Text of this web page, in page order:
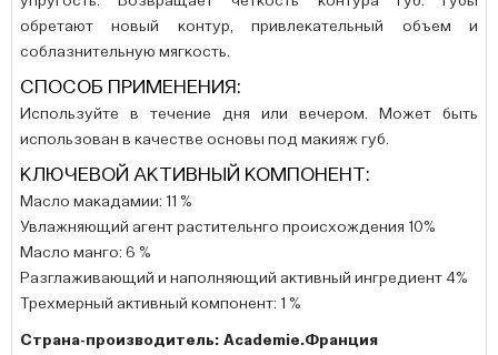
обретают новый контур, привлекательный объем и
соблазнительную мягкость.
СПОСОБ ПРИМЕНЕНИЯ:
Используйте в течение дня или вечером. Может быть
использован в качестве основы под макияж губ.
КЛЮЧЕВОЙ АКТИВНЫЙ КОМПОНЕНТ:
Масло макадамии: 11 %
Увлажняющий агент растительнго происхождения 10%
Масло манго: 6 %
Разглаживающий и наполняющий активный ингредиент 4%
Трехмерный активный компонент: 1 %
Страна-производитель: Academie.Франция